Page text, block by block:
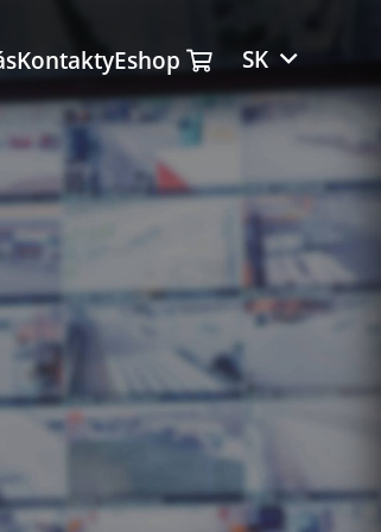
KontaktyEshop SK